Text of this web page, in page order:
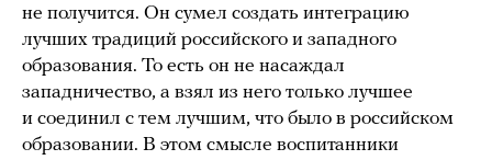
не получится. Он сумел создать интеграцию
лучших традиций российского и западного
образования. То есть он не насаждал
западничество, а взял из него только лучшее
и соединил с тем лучшим, что было в российском
образовании. В этом смысле воспитанники